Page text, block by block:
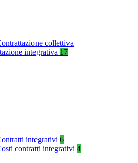
collettiva
integrativa 17
integrativi 6
contratti integrativi 4